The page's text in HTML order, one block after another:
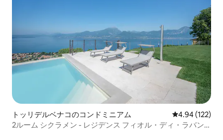
トッリデルベナコのコンドミニアム レビュー122
4.94 (122)
2ルーム シクラメン - レジデンス フィオル・ディ・ラバン